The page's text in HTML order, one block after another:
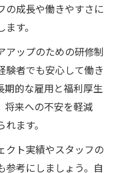
の成長や働きやすさに
す。
アップのための研修制
験者でも安心して働き
期的な雇用と福利厚生
将来への不安を軽減
ます。
クト実績やスタッフの
参考にしましょう。自